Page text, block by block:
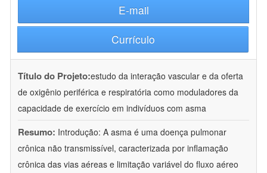
E-mail
Currículo
Título do Projeto:estudo da interação vascular e da oferta
de oxigênio periférica e respiratória como moduladores da
capacidade de exercício em indivíduos com asma
Resumo: Introdução: A asma é uma doença pulmonar
crônica não transmissível, caracterizada por inflamação
crônica das vias aéreas e limitação variável do fluxo aéreo